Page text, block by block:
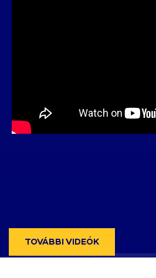
TOVÁBBI VIDEÓK